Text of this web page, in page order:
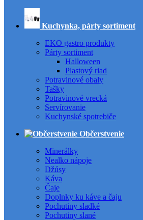
Kuchynka, párty sortiment
EKO gastro produkty
Párty sortiment
Halloween
Plastový riad
Potravinové obaly
Tašky
Potravinové vrecká
Servírovanie
Kuchynské spotrebiče
Občerstvenie
Minerálky
Nealko nápoje
Džúsy
Káva
Čaje
Doplnky ku káve a čaju
Pochutiny sladké
Pochutiny slané